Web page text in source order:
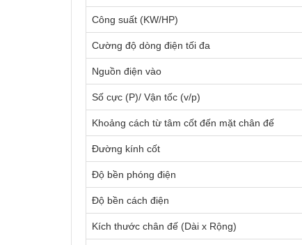
Công suất (KW/HP)
Cường độ dòng điện tối đa
Nguồn điện vào
Số cực (P)/ Vận tốc (v/p)
Khoảng cách từ tâm cốt đến mặt chân đế
Đường kính cốt
Độ bền phóng điện
Độ bền cách điện
Kích thước chân đế (Dài x Rộng)